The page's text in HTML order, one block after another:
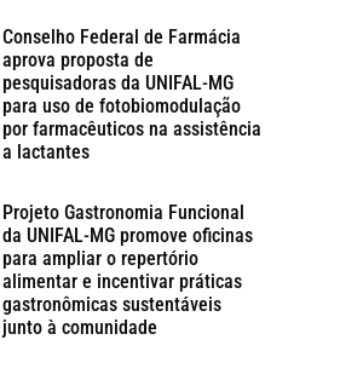
Conselho Federal de Farmácia
aprova proposta de
pesquisadoras da UNIFAL-MG
para uso de fotobiomodulação
por farmacêuticos na assistência
a lactantes
Projeto Gastronomia Funcional
da UNIFAL-MG promove oficinas
para ampliar o repertório
alimentar e incentivar práticas
gastronômicas sustentáveis
junto à comunidade